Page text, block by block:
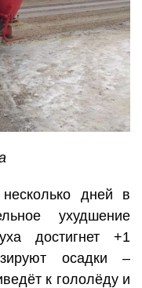
дней в
ухудшение
достигнет +1
осадки –
к гололёду и